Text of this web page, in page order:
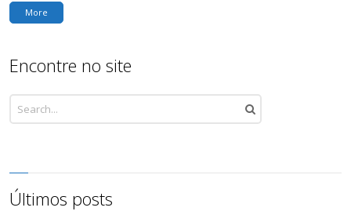
More
Encontre no site
Últimos posts